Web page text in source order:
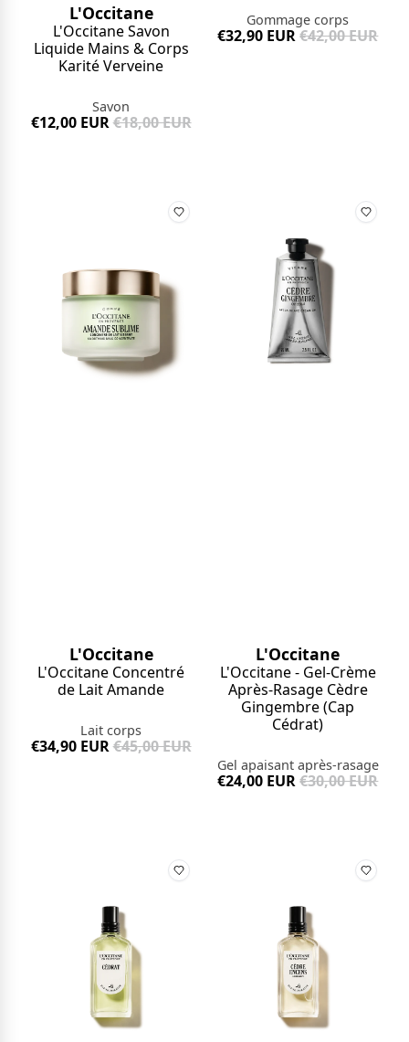
L'Occitane
L'Occitane Savon
Liquide Mains & Corps
Karité Verveine
Savon
€12,00 EUR€18,00 EUR
Gommage corps
€32,90 EUR€42,00 EUR
L'Occitane
L'Occitane Concentré
de Lait Amande
Lait corps
€34,90 EUR€45,00 EUR
L'Occitane
L'Occitane - Gel-Crème
Après-Rasage Cèdre
Gingembre (Cap
Cédrat)
Gel apaisant après-rasage
€24,00 EUR€30,00 EUR